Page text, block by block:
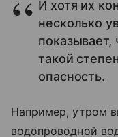
И хотя их
несколько
показывает,
такой
опасность.
Например, утром
водопроводной